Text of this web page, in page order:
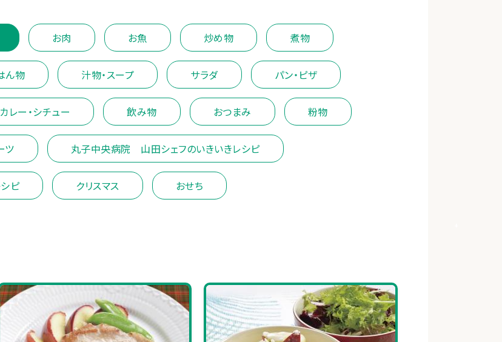
お肉 お魚 炒め物 煮物
ん物 汁物・スープ サラダ パン・ピザ
カレー・シチュー 飲み物 おつまみ 粉物
ツ 丸子中央病院 山田シェフのいきいきレシピ
ピ クリスマス おせち